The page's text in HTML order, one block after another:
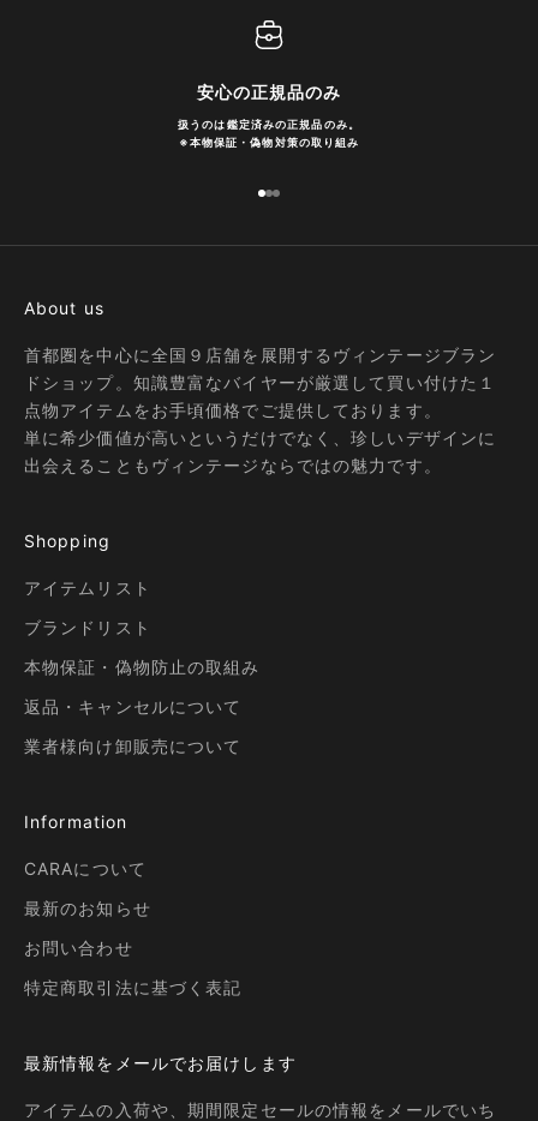
安心の正規品のみ
扱うのは鑑定済みの正規品のみ。
※本物保証・偽物対策の取り組み
I18n Error: Missing interpolation
I18n Error: Missing interpolation
I18n Error: Missing interpolation
About us
首都圏を中心に全国９店舗を展開するヴィンテージブラン
ドショップ。知識豊富なバイヤーが厳選して買い付けた１
点物アイテムをお手頃価格でご提供しております。
単に希少価値が高いというだけでなく、珍しいデザインに
出会えることもヴィンテージならではの魅力です。
Shopping
アイテムリスト
ブランドリスト
本物保証・偽物防止の取組み
返品・キャンセルについて
業者様向け卸販売について
Information
CARAについて
最新のお知らせ
お問い合わせ
特定商取引法に基づく表記
最新情報をメールでお届けします
アイテムの入荷や、期間限定セールの情報をメールでいち